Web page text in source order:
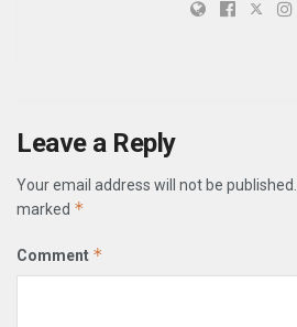
Leave a Reply
Your email address will not be published.
marked *
Comment *